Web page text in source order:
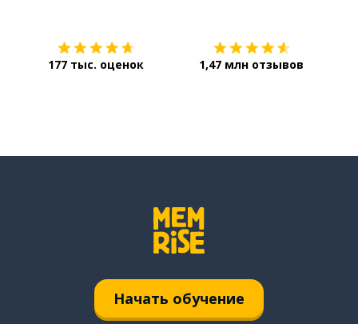
177 тыс. оценок 1,47 млн отзывов
Начать обучение